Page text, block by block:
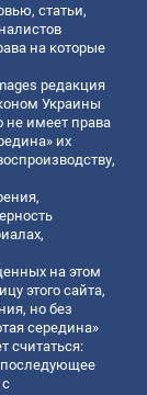
статьи,
на которые
редакция
Украины
не имеет права
их
на этом
этого сайта,
но без
середина»
считаться:
последующее